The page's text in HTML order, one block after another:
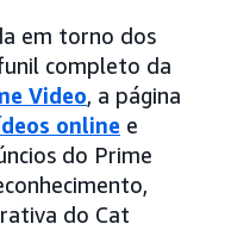
em torno dos
completo da
Video, a página
online e
do Prime
do Cat